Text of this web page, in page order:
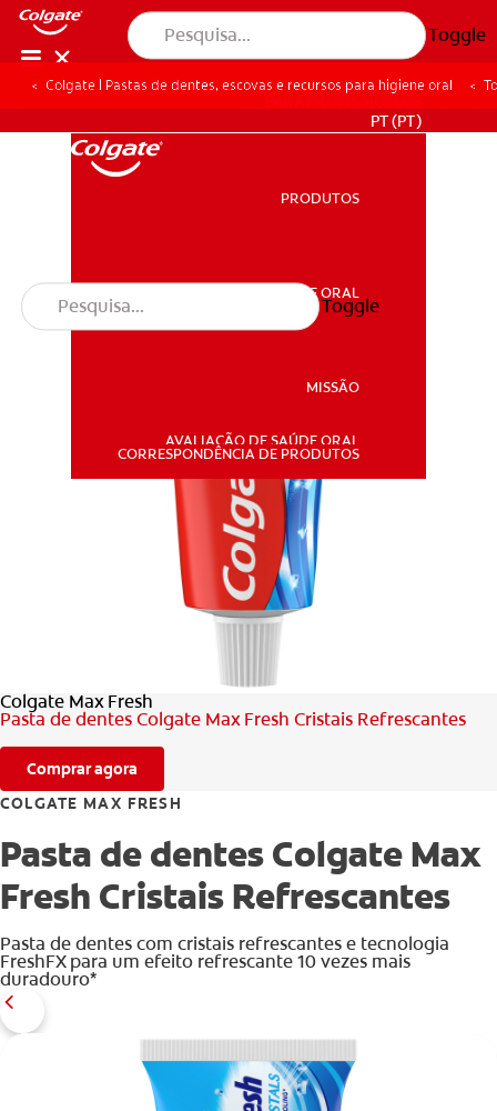
Toggle
SAÚDE ORAL
AVALIAÇÃO DE SAÚDE ORAL
CORRESPONDÊNCIA DE PRODUTOS
PT (PT)
PRODUTOS
SAÚDE ORAL
MISSÃO
AVALIAÇÃO DE SAÚDE ORAL
CORRESPONDÊNCIA DE PRODUTOS
Toggle
Colgate | Pastas de dentes, escovas e recursos para higiene oral
Colgate Max Fresh
Pasta de dentes Colgate Max Fresh Cristais Refrescantes
Comprar agora
COLGATE MAX FRESH
Pasta de dentes Colgate Max
Fresh Cristais Refrescantes
Pasta de dentes com cristais refrescantes e tecnologia
FreshFX para um efeito refrescante 10 vezes mais
duradouro*